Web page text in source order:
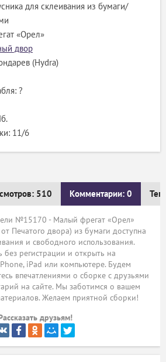
для склеивания из бумаги/
«Орел»
двор
(Hydra)
?
11/6
510 Комментарии: 0
№15170 - Малый фрегат «Орел»
Печатого двора) из бумаги доступна
и свободного использования.
регистрации и открыть на
iPad или компьютере. Будем
впечатлениями о сборке с друзьями
на сайте. Мы заботимся о вашем
Желаем приятной сборки!
друзьям!